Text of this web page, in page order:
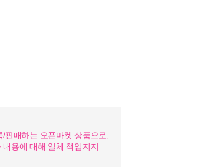
매하는 오픈마켓 상품으로,
용에 대해 일체 책임지지